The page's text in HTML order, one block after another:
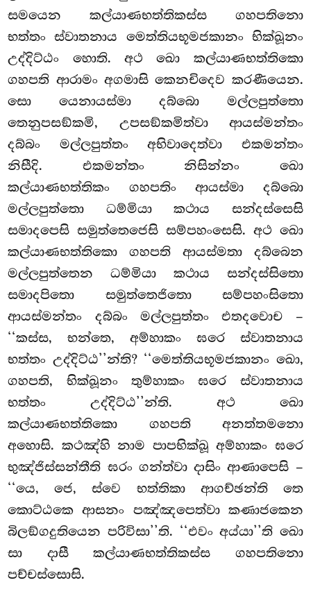
සමයෙන කල්යාණභත්තිකස්ස ගහපතිනො
භත්තං ස්වාතනාය මෙත්තියභූමජකානං භික්ඛූනං
උද්දිට්ඨං හොති. අථඛො කල්යාණභත්තිකො
ගහපති ආරාමං අගමාසි කෙනචිදෙව කරණීයෙන.
සො යෙනායස්මා දබ්බො මල්ලපුත්තො
තෙනුපසඞ්කමි, උපසඞ්කමිත්වා ආයස්මන්තං
දබ්බං මල්ලපුත්තං අභිවාදෙත්වා එකමන්තං
නිසීදි. එකමන්තං නිසින්නං ඛො
කල්යාණභත්තිකං ගහපතිං ආයස්මා දබ්බො
මල්ලපුත්තො ධම්මියා කථාය සන්දස්සෙසි
සමාදපෙසි සමුත්තෙජෙසි සම්පහංසෙසි. අථ ඛො
කල්යාණභත්තිකො ගහපති ආයස්මතා දබ්බෙන
මල්ලපුත්තෙන ධම්මියා කථාය සන්දස්සිතො
සමාදපිතො සමුත්තෙජිතො සම්පහංසිතො
ආයස්මන්තං දබ්බං මල්ලපුත්තං එතදවොච –
‘‘කස්ස, භන්තෙ, අම්හාකං ඝරෙ ස්වාතනාය
භත්තං උද්දිට්ඨ’’න්ති? ‘‘මෙත්තියභූමජකානං ඛො,
ගහපති, භික්ඛූනං තුම්හාකං ඝරෙ ස්වාතනාය
භත්තං උද්දිට්ඨ’’න්ති. අථ ඛො
කල්යාණභත්තිකො ගහපති අනත්තමනො
අහොසි. කථඤ්හි නාම පාපභික්ඛූ අම්හාකං ඝරෙ
භුඤ්ජිස්සන්තීති ඝරං ගන්ත්වා දාසිං ආණාපෙසි –
‘‘යෙ, ජෙ, ස්වෙ භත්තිකා ආගච්ඡන්ති තෙ
කොට්ඨකෙ ආසනං පඤ්ඤපෙත්වා කණාජකෙන
බිලඞ්ගදුතියෙන පරිවිසා’’ති. ‘‘එවං අය්යා’’ති ඛො
සා දාසී කල්යාණභත්තිකස්ස ගහපතිනො
පච්චස්සොසි.